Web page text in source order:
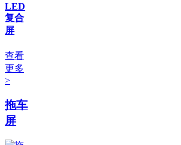
LED
复合
屏
查看
更多
>
拖车
屏